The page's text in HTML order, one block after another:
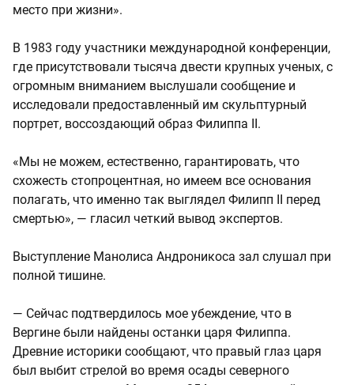
место при жизни».
В 1983 году участники международной конференции,
где присутствовали тысяча двести крупных ученых, с
огромным вниманием выслушали сообщение и
исследовали предоставленный им скульптурный
портрет, воссоздающий образ Филиппа II.
«Мы не можем, естественно, гарантировать, что
схожесть стопроцентная, но имеем все основания
полагать, что именно так выглядел Филипп II перед
смертью», — гласил четкий вывод экспертов.
Выступление Манолиса Андроникоса зал слушал при
полной тишине.
— Сейчас подтвердилось мое убеждение, что в
Вергине были найдены останки царя Филиппа.
Древние историки сообщают, что правый глаз царя
был выбит стрелой во время осады северного